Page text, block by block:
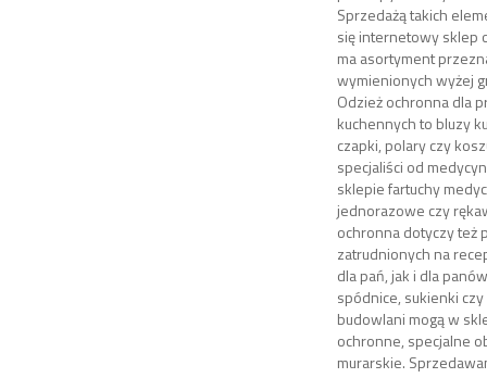
Sprzedażą takich
się internetowy sklep
ma asortyment
wymienionych wyżej
Odzież ochronna dla
kuchennych to bluzy
czapki, polary czy
specjaliści od
sklepie fartuchy
jednorazowe czy
ochronna dotyczy też
zatrudnionych na
dla pań, jak i dla
spódnice, sukienki
budowlani mogą w
ochronne, specjalne
murarskie.